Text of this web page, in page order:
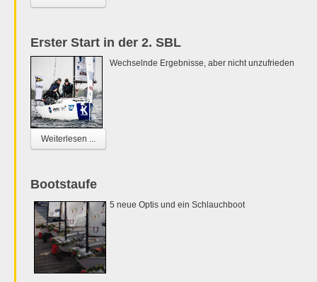
Erster Start in der 2. SBL
Wechselnde Ergebnisse, aber nicht unzufrieden
Weiterlesen ...
Bootstaufe
5 neue Optis und ein Schlauchboot